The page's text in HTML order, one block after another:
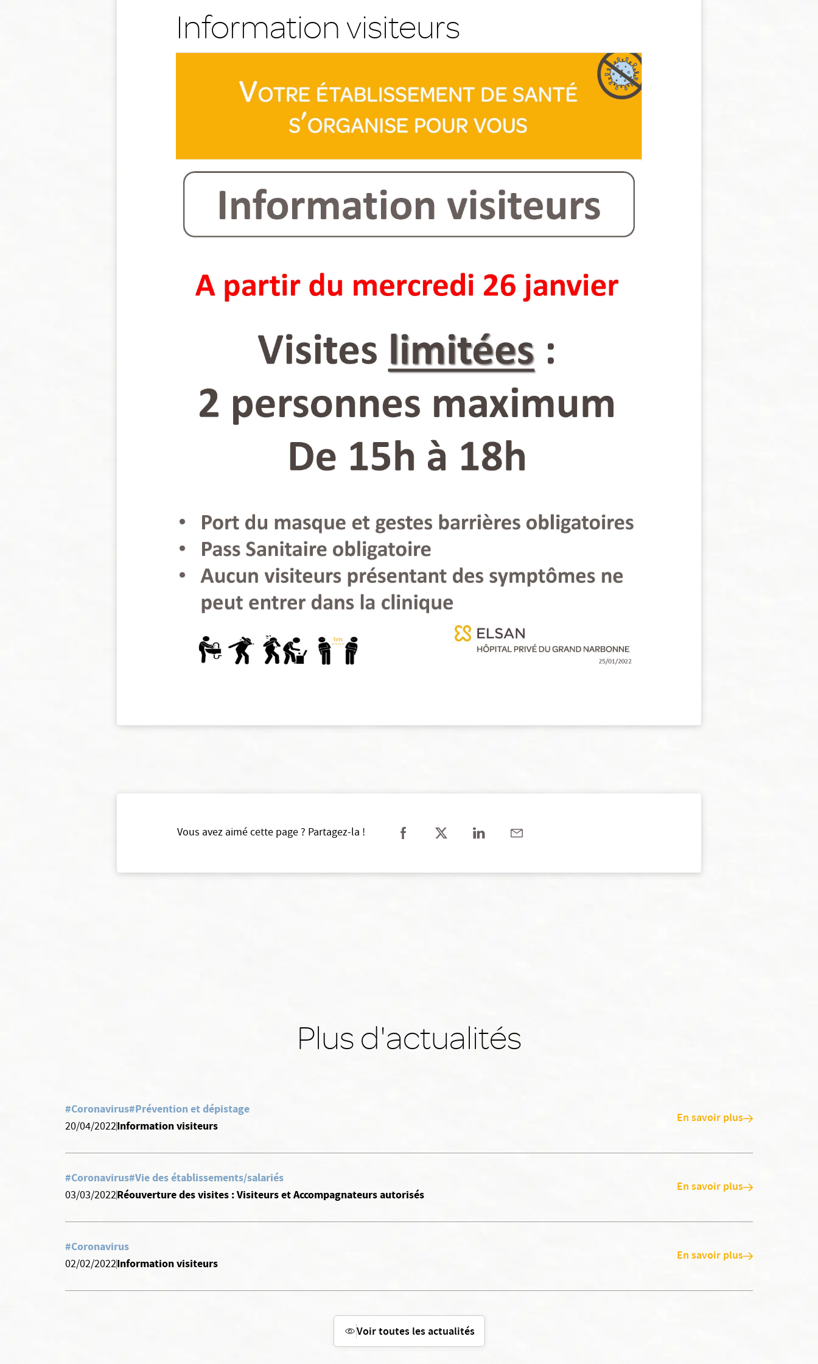
Information visiteurs
Vous avez aimé cette page ? Partagez-la !
Plus d'actualités
#Coronavirus#Prévention et dépistage
20/04/2022Information visiteurs En savoir plus
#Coronavirus#Vie des établissements/salariés
03/03/2022Réouverture des visites : Visiteurs et Accompagnateurs autorisés En savoir plus
#Coronavirus
02/02/2022Information visiteurs En savoir plus
Voir toutes les actualités